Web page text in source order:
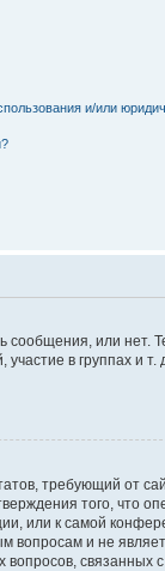
и/или
сообщения, или нет.
в группах и т.
требующий от
того, что
или к самой
вопросам и не
связанных